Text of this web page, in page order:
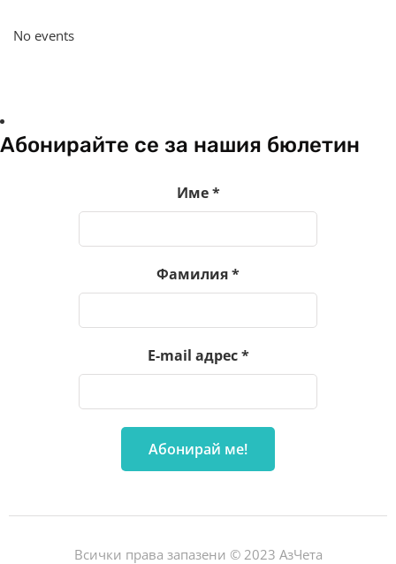
No events
Абонирайте се за нашия бюлетин
Име*
Фамилия*
E-mail адрес*
Всички права запазени © 2023 АзЧета